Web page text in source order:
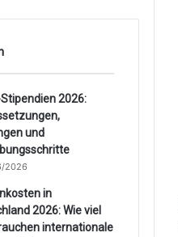
2026:
und
2026
in
2026: Wie viel
internationale